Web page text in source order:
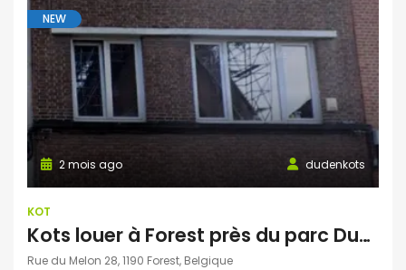
NEW
dudenkots
2 mois ago
KOT
Kots louer à Forest près du parc Duden
Rue du Melon 28, 1190 Forest, Belgique